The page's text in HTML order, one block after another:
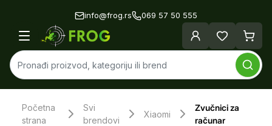
info@frog.rs 069 57 50 555
Početna
strana
Svi
brendovi
Xiaomi
Zvučnici za
računar